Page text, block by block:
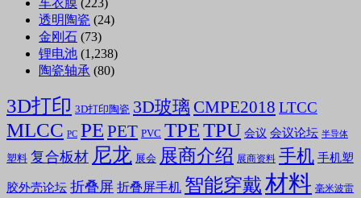
车衣膜 (223)
透明陶瓷 (24)
金刚石 (73)
锂电池 (1,238)
陶瓷轴承 (80)
3D打印 3D打印陶瓷 3D玻璃 CMPE2018 LTCC
MLCC PC PE PET PVC TPETPU 会议 会议论坛 半导体
塑料 复合板材 尼龙 展会 展商介绍 展商资料 手机 手机塑
胶外壳论坛 折叠屏 折叠屏手机 智能穿戴材料 毫米波雷